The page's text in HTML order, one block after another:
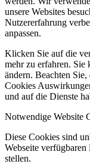
unsere Websites
Nutzererfahrung
anpassen.
Klicken Sie auf die
mehr zu erfahren. Sie
ändern. Beachten
Cookies
und auf die Dienste
Notwendige Website
Diese Cookies sind
Webseite
stellen.